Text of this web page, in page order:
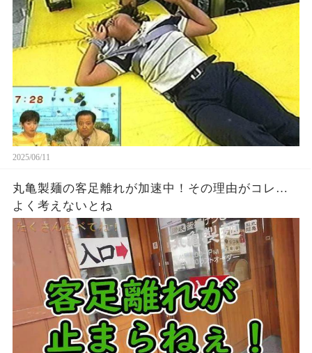
2025/06/11
丸亀製麺の客足離れが加速中！その理由がコレ…
よく考えないとね